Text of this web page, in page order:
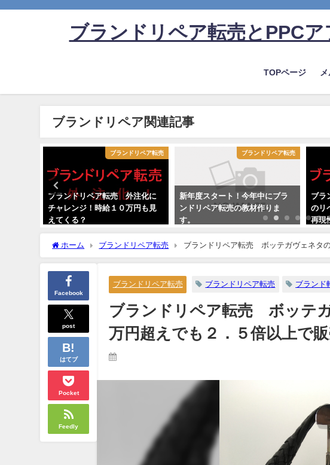
ブランドリペア転売とPPC
TOPページ
ブランドリペア関連記事
ブランドリペア転売
ブランドリペア転売 外注化に
チャレンジ！時給１０万円も見
えてくる？
ブランドリペア転売
新年度スタート！今年中にブラ
ンドリペア転売の教材作りま
す。
ブラ
のリ
再現
ホーム ブランドリペア転売 ブランドリペア転売 ボッテガヴェネタ
Facebook
post
はてブ
Pocket
Feedly
ブランドリペア転売 ブランドリペア転売 ブランド
ブランドリペア転売 ボッテ
万円超えでも２．５倍以上で販